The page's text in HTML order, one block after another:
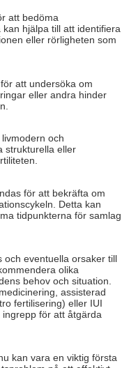
att bedöma
hjälpa till att identifiera
eller rörligheten som
att undersöka om
eller andra hinder
och
strukturella eller
för att bekräfta om
Detta kan
tidpunkterna för samlag
och eventuella orsaker till
olika
behov och situation.
assisterad
fertilisering) eller IUI
för att åtgärda
kan vara en viktig första